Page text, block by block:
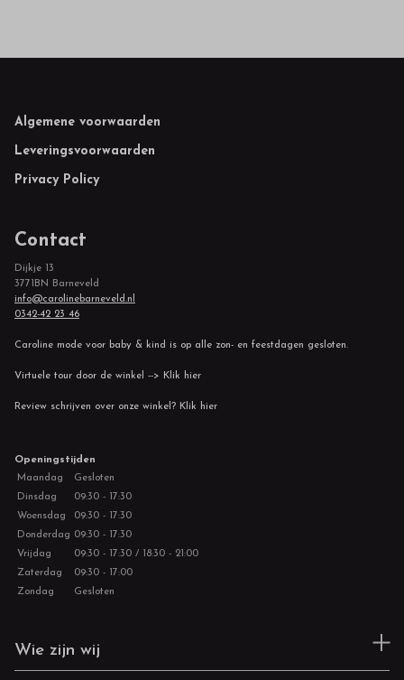
Footer
Algemene voorwaarden
Leveringsvoorwaarden
Privacy Policy
Contact
Dijkje 13
3771BN Barneveld
info@carolinebarneveld.nl
0342-42 23 46
Caroline mode voor baby & kind is op alle zon- en feestdagen gesloten.
Virtuele tour door de winkel --> Klik hier
Review schrijven over onze winkel? Klik hier
Openingstijden
Maandag
Gesloten
Dinsdag
09:30 - 17:30
Woensdag
09:30 - 17:30
Donderdag 09:30 - 17:30
Vrijdag
09:30 - 17:30 / 18:30 - 21:00
Zaterdag
09:30 - 17:00
Zondag
Gesloten
Wie zijn wij